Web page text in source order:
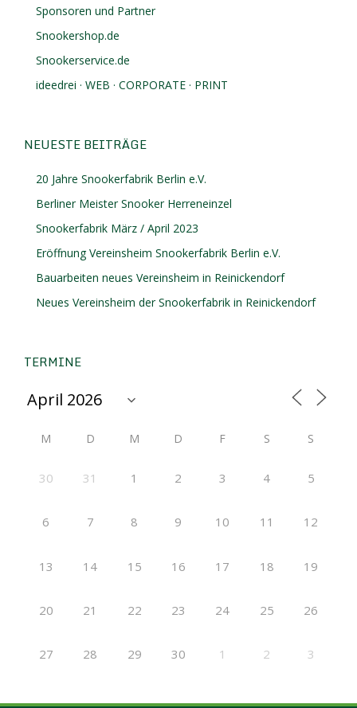
Sponsoren und Partner
Snookershop.de
Snookerservice.de
ideedrei · WEB · CORPORATE · PRINT
NEUESTE BEITRÄGE
20 Jahre Snookerfabrik Berlin e.V.
Berliner Meister Snooker Herreneinzel
Snookerfabrik März / April 2023
Eröffnung Vereinsheim Snookerfabrik Berlin e.V.
Bauarbeiten neues Vereinsheim in Reinickendorf
Neues Vereinsheim der Snookerfabrik in Reinickendorf
TERMINE
M D M D F S S
30 31 1 2 3 4 5
6 7 8 9 10 11 12
13 14 15 16 17 18 19
20 21 22 23 24 25 26
27 28 29 30 1 2 3